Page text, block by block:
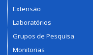
Extensão
Laboratórios
Grupos de Pesquisa
Monitorias